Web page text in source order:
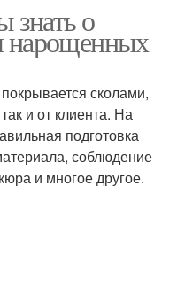
Прозрачный гель
Гель на ногтях
знать о
нарощенных
сколами,
и от клиента. На
подготовка
соблюдение
и многое другое.